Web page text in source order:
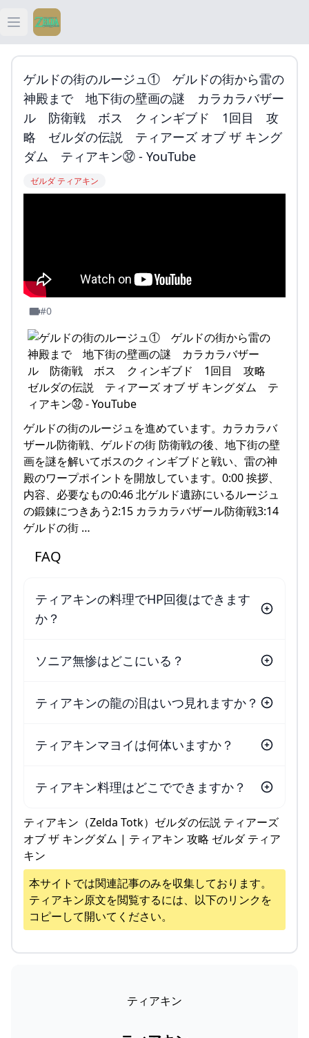
Open main menu
ティアキン
ティアキン 祠
ティアキン 武器
ティアキン 攻略
ゲルドの街のルージュ① ゲルドの街から雷の
神殿まで 地下街の壁画の謎 カラカラバザー
ル 防衛戦 ボス クィンギブド 1回目 攻
略 ゼルダの伝説 ティアーズ オブ ザ キング
ダム ティアキン㉜ - YouTube
ゼルダ ティアキン
#0
ゲルドの街のルージュを進めています。カラカラバ
ザール防衛戦、ゲルドの街 防衛戦の後、地下街の壁
画を謎を解いてボスのクィンギブドと戦い、雷の神
殿のワープポイントを開放しています。0:00 挨拶、
内容、必要なもの0:46 北ゲルド遺跡にいるルージュ
の鍛錬につきあう2:15 カラカラバザール防衛戦3:14
ゲルドの街 …
FAQ
ティアキンの料理でHP回復はできます
か？
ソニア無惨はどこにいる？
ティアキンの龍の泪はいつ見れますか？
ティアキンマヨイは何体いますか？
ティアキン料理はどこでできますか？
ティアキン（Zelda Totk）ゼルダの伝説 ティアーズ
オブ ザ キングダム | ティアキン 攻略 ゼルダ ティア
キン
本サイトでは関連記事のみを収集しております。
ティアキン原文を閲覧するには、以下のリンクを
コピーして開いてください。
ティアキン